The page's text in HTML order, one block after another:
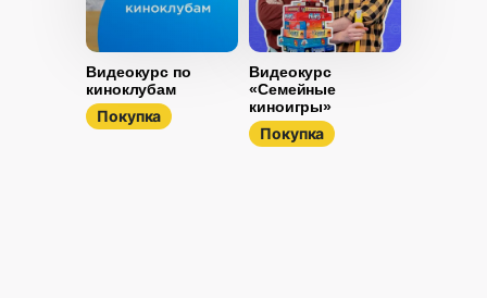
Видеокурс по
киноклубам
Покупка
Видеокурс
«Семейные
киноигры»
Покупка